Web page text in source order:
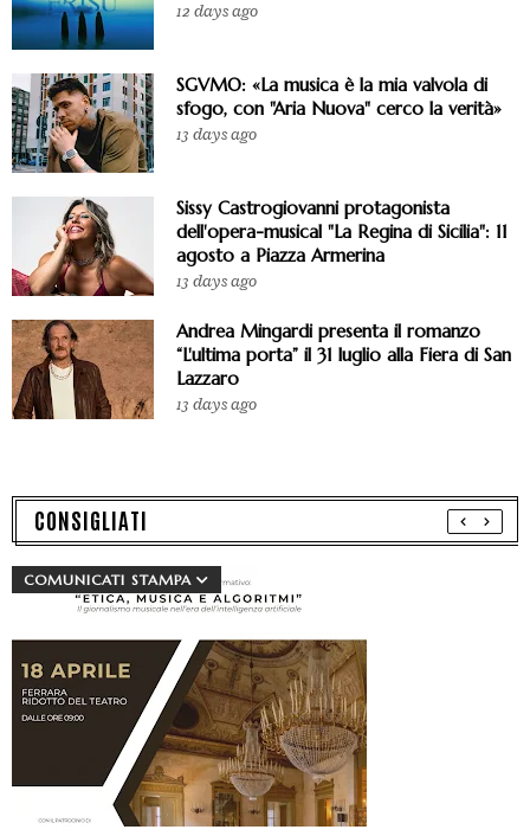
12 days ago
SGVMO: «La musica è la mia valvola di
sfogo, con "Aria Nuova" cerco la verità»
13 days ago
Sissy Castrogiovanni protagonista
dell'opera-musical "La Regina di Sicilia": 11
agosto a Piazza Armerina
13 days ago
Andrea Mingardi presenta il romanzo
“L'ultima porta” il 31 luglio alla Fiera di San
Lazzaro
13 days ago
CONSIGLIATI
COMUNICATI STAMPA